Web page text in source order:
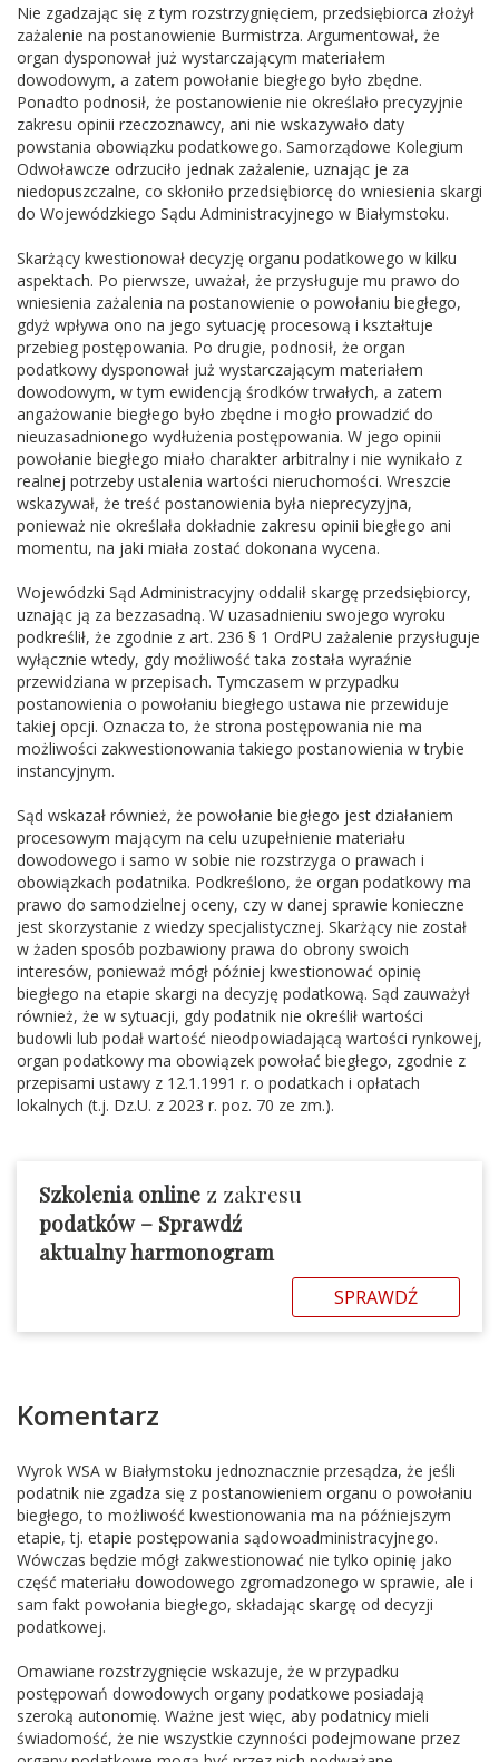
Nie zgadzając się z tym rozstrzygnięciem, przedsiębiorca złożył
zażalenie na postanowienie Burmistrza. Argumentował, że
organ dysponował już wystarczającym materiałem
dowodowym, a zatem powołanie biegłego było zbędne.
Ponadto podnosił, że postanowienie nie określało precyzyjnie
zakresu opinii rzeczoznawcy, ani nie wskazywało daty
powstania obowiązku podatkowego. Samorządowe Kolegium
Odwoławcze odrzuciło jednak zażalenie, uznając je za
niedopuszczalne, co skłoniło przedsiębiorcę do wniesienia skargi
do Wojewódzkiego Sądu Administracyjnego w Białymstoku.
Skarżący kwestionował decyzję organu podatkowego w kilku
aspektach. Po pierwsze, uważał, że przysługuje mu prawo do
wniesienia zażalenia na postanowienie o powołaniu biegłego,
gdyż wpływa ono na jego sytuację procesową i kształtuje
przebieg postępowania. Po drugie, podnosił, że organ
podatkowy dysponował już wystarczającym materiałem
dowodowym, w tym ewidencją środków trwałych, a zatem
angażowanie biegłego było zbędne i mogło prowadzić do
nieuzasadnionego wydłużenia postępowania. W jego opinii
powołanie biegłego miało charakter arbitralny i nie wynikało z
realnej potrzeby ustalenia wartości nieruchomości. Wreszcie
wskazywał, że treść postanowienia była nieprecyzyjna,
ponieważ nie określała dokładnie zakresu opinii biegłego ani
momentu, na jaki miała zostać dokonana wycena.
Wojewódzki Sąd Administracyjny oddalił skargę przedsiębiorcy,
uznając ją za bezzasadną. W uzasadnieniu swojego wyroku
podkreślił, że zgodnie z art. 236 § 1 OrdPU zażalenie przysługuje
wyłącznie wtedy, gdy możliwość taka została wyraźnie
przewidziana w przepisach. Tymczasem w przypadku
postanowienia o powołaniu biegłego ustawa nie przewiduje
takiej opcji. Oznacza to, że strona postępowania nie ma
możliwości zakwestionowania takiego postanowienia w trybie
instancyjnym.
Sąd wskazał również, że powołanie biegłego jest działaniem
procesowym mającym na celu uzupełnienie materiału
dowodowego i samo w sobie nie rozstrzyga o prawach i
obowiązkach podatnika. Podkreślono, że organ podatkowy ma
prawo do samodzielnej oceny, czy w danej sprawie konieczne
jest skorzystanie z wiedzy specjalistycznej. Skarżący nie został
w żaden sposób pozbawiony prawa do obrony swoich
interesów, ponieważ mógł później kwestionować opinię
biegłego na etapie skargi na decyzję podatkową. Sąd zauważył
również, że w sytuacji, gdy podatnik nie określił wartości
budowli lub podał wartość nieodpowiadającą wartości rynkowej,
organ podatkowy ma obowiązek powołać biegłego, zgodnie z
przepisami ustawy z 12.1.1991 r. o podatkach i opłatach
lokalnych (t.j. Dz.U. z 2023 r. poz. 70 ze zm.).
Szkolenia online z zakresu
podatków – Sprawdź
aktualny harmonogram
SPRAWDŹ
Komentarz
Wyrok WSA w Białymstoku jednoznacznie przesądza, że jeśli
podatnik nie zgadza się z postanowieniem organu o powołaniu
biegłego, to możliwość kwestionowania ma na późniejszym
etapie, tj. etapie postępowania sądowoadministracyjnego.
Wówczas będzie mógł zakwestionować nie tylko opinię jako
część materiału dowodowego zgromadzonego w sprawie, ale i
sam fakt powołania biegłego, składając skargę od decyzji
podatkowej.
Omawiane rozstrzygnięcie wskazuje, że w przypadku
postępowań dowodowych organy podatkowe posiadają
szeroką autonomię. Ważne jest więc, aby podatnicy mieli
świadomość, że nie wszystkie czynności podejmowane przez